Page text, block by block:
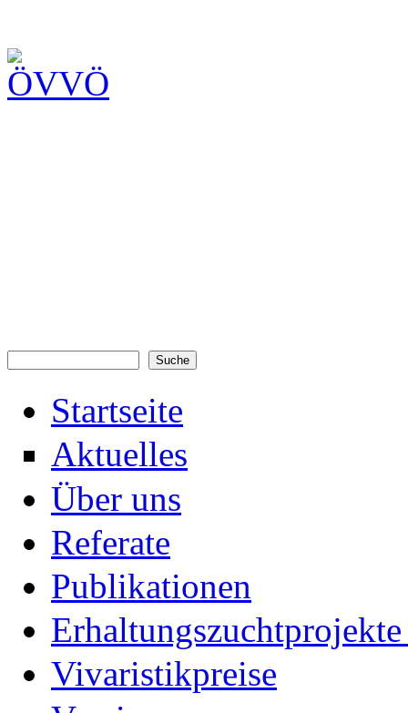
Startseite
Aktuelles
Über uns
Referate
Publikationen
Vivaristikpreise